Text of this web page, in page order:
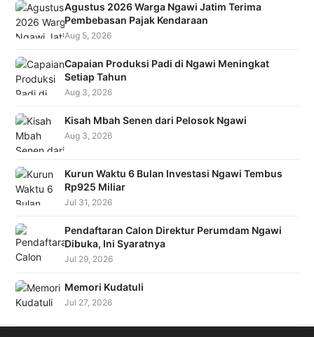
Agustus 2026 Warga Ngawi Jatim Terima
Pembebasan Pajak Kendaraan
Aug 5, 2026
Capaian Produksi Padi di Ngawi Meningkat
Setiap Tahun
Aug 3, 2026
Kisah Mbah Senen dari Pelosok Ngawi
Aug 3, 2026
Kurun Waktu 6 Bulan Investasi Ngawi Tembus
Rp925 Miliar
Jul 31, 2026
Pendaftaran Calon Direktur Perumdam Ngawi
Dibuka, Ini Syaratnya
Jul 29, 2026
Memori Kudatuli
Jul 27, 2026